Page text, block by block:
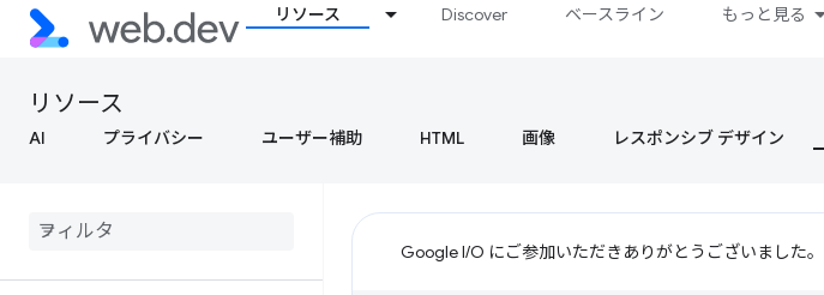
リソース Discover ベースライン もっと見る
リソース
AI プライバシー ユーザー補助 HTML 画像 レスポンシブ デザイン
Google I/O にご参加いただきありがとうございました。